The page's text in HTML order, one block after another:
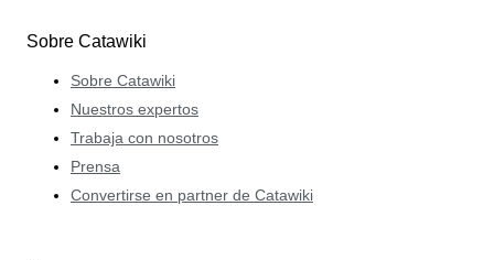
Sobre Catawiki
Sobre Catawiki
Nuestros expertos
Trabaja con nosotros
Prensa
Convertirse en partner de Catawiki